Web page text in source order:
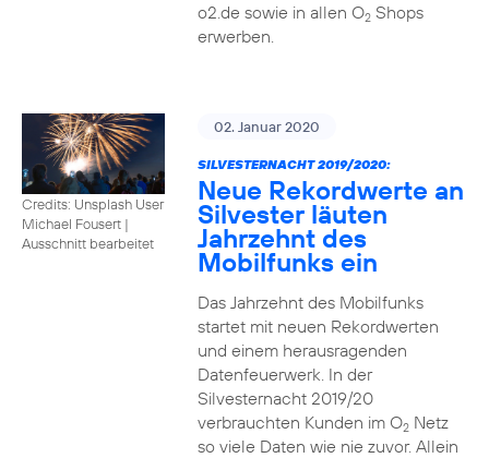
o2.de sowie in allen O2Shops
erwerben.
Credits: Unsplash User
Michael Fousert |
Ausschnitt bearbeitet
02. Januar 2020
SILVESTERNACHT 2019/2020:
Neue Rekordwerte an
Silvester läuten
Jahrzehnt des
Mobilfunks ein
Das Jahrzehnt des Mobilfunks
startet mit neuen Rekordwerten
und einem herausragenden
Datenfeuerwerk. In der
Silvesternacht 2019/20
verbrauchten Kunden im O2Netz
so viele Daten wie nie zuvor. Allein